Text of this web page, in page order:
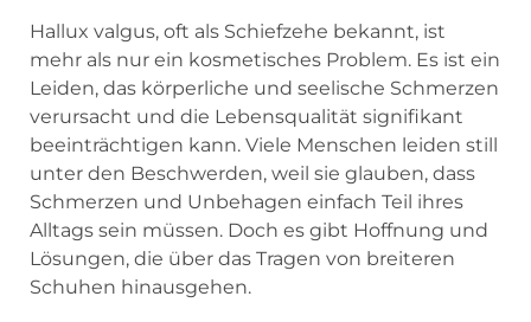
Hallux valgus, oft als Schiefzehe bekannt, ist
mehr als nur ein kosmetisches Problem. Es ist ein
Leiden, das körperliche und seelische Schmerzen
verursacht und die Lebensqualität signifikant
beeinträchtigen kann. Viele Menschen leiden still
unter den Beschwerden, weil sie glauben, dass
Schmerzen und Unbehagen einfach Teil ihres
Alltags sein müssen. Doch es gibt Hoffnung und
Lösungen, die über das Tragen von breiteren
Schuhen hinausgehen.